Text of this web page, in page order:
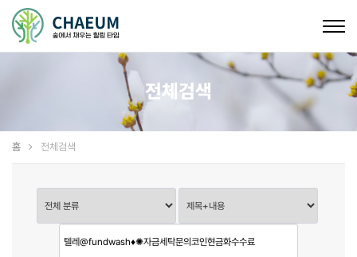
전체검색
홈 전체검색